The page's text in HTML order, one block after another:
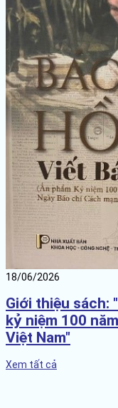
18/06/2026
Giới thiệu sách:
kỷ niệm 100
Việt Nam"
Xem tất cả